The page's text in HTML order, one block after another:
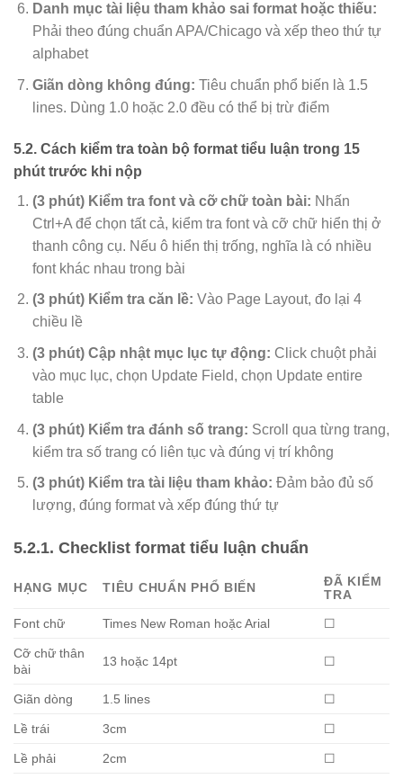
Danh mục tài liệu tham khảo sai format hoặc thiếu:
Phải theo đúng chuẩn APA/Chicago và xếp theo thứ tự
alphabet
Giãn dòng không đúng: Tiêu chuẩn phổ biến là 1.5
lines. Dùng 1.0 hoặc 2.0 đều có thể bị trừ điểm
5.2. Cách kiểm tra toàn bộ format tiểu luận trong 15
phút trước khi nộp
(3 phút) Kiểm tra font và cỡ chữ toàn bài: Nhấn
Ctrl+A để chọn tất cả, kiểm tra font và cỡ chữ hiển thị ở
thanh công cụ. Nếu ô hiển thị trống, nghĩa là có nhiều
font khác nhau trong bài
(3 phút) Kiểm tra căn lề: Vào Page Layout, đo lại 4
chiều lề
(3 phút) Cập nhật mục lục tự động: Click chuột phải
vào mục lục, chọn Update Field, chọn Update entire
table
(3 phút) Kiểm tra đánh số trang: Scroll qua từng trang,
kiểm tra số trang có liên tục và đúng vị trí không
(3 phút) Kiểm tra tài liệu tham khảo: Đảm bảo đủ số
lượng, đúng format và xếp đúng thứ tự
5.2.1. Checklist format tiểu luận chuẩn
HẠNG MỤC TIÊU CHUẨN PHỔ BIẾN
ĐÃ KIỂM
TRA
Font chữ
Times New Roman hoặc Arial ☐
Cỡ chữ thân
bài
13 hoặc 14pt ☐
Giãn dòng 1.5 lines ☐
Lề trái 3cm ☐
Lề phải 2cm ☐